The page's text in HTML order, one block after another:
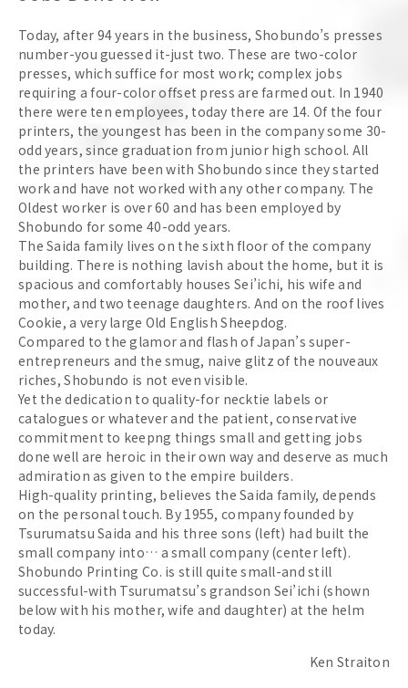
Today, after 94 years in the business, Shobundo’s presses
number-you guessed it-just two. These are two-color
presses, which suffice for most work; complex jobs
requiring a four-color offset press are farmed out. In 1940
there were ten employees, today there are 14. Of the four
printers, the youngest has been in the company some 30-
odd years, since graduation from junior high school. All
the printers have been with Shobundo since they started
work and have not worked with any other company. The
Oldest worker is over 60 and has been employed by
Shobundo for some 40-odd years.
The Saida family lives on the sixth floor of the company
building. There is nothing lavish about the home, but it is
spacious and comfortably houses Sei’ichi, his wife and
mother, and two teenage daughters. And on the roof lives
Cookie, a very large Old English Sheepdog.
Compared to the glamor and flash of Japan’s super-
entrepreneurs and the smug, naive glitz of the nouveaux
riches, Shobundo is not even visible.
Yet the dedication to quality-for necktie labels or
catalogues or whatever and the patient, conservative
commitment to keepng things small and getting jobs
done well are heroic in their own way and deserve as much
admiration as given to the empire builders.
High-quality printing, believes the Saida family, depends
on the personal touch. By 1955, company founded by
Tsurumatsu Saida and his three sons (left) had built the
small company into… a small company (center left).
Shobundo Printing Co. is still quite small-and still
successful-with Tsurumatsu’s grandson Sei’ichi (shown
below with his mother, wife and daughter) at the helm
today.
Ken Straiton